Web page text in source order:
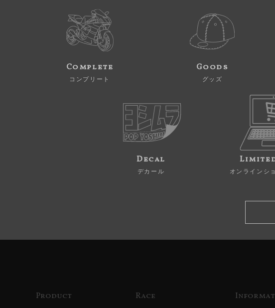
Complete
コンプリート
Goods
グッズ
Decal
デカール オンラインシ
Product Race